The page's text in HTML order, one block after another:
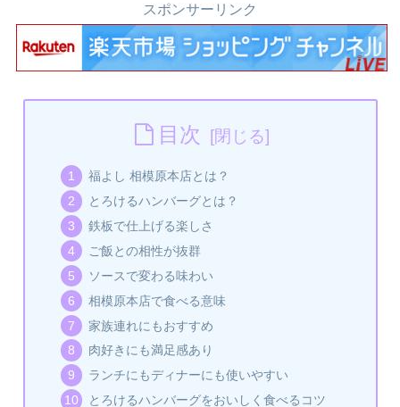
スポンサーリンク
目次
福よし 相模原本店とは？
とろけるハンバーグとは？
鉄板で仕上げる楽しさ
ご飯との相性が抜群
ソースで変わる味わい
相模原本店で食べる意味
家族連れにもおすすめ
肉好きにも満足感あり
ランチにもディナーにも使いやすい
とろけるハンバーグをおいしく食べるコツ